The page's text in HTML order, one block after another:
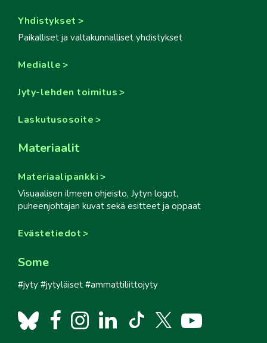
Yhdistykset
Paikalliset ja valtakunnalliset yhdistykset
Medialle
Jyty-lehden toimitus
Laskutusosoite
Materiaalit
Materiaalipankki
Visuaalisen ilmeen ohjeisto, Jytyn logot,
puheenjohtajan kuvat sekä esitteet ja oppaat
Evästetiedot
Some
#jyty #jytyläiset #ammattiliittojyty